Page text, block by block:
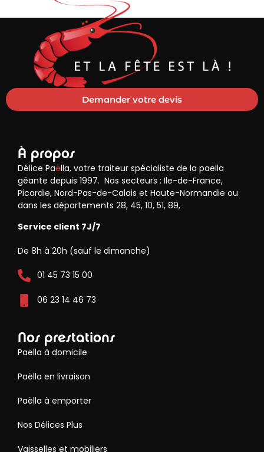
Demander votre devis
À propos
Délice Paëlla, votre traiteur spécialiste de la paella
géante depuis 1997. Nos secteurs : Ile-de-France,
Picardie, Nord-Pas-de-Calais et Haute-Normandie ou
dans les départements 28, 45, 10, 51, 89,
Service client 7J/7
De 8h à 20h (sauf le dimanche)
01 45 73 15 00
06 23 14 46 73
Nos prestations
Paëlla à domicile
Paëlla en livraison
Paëlla à emporter
Nos Délices Plus
Vaisselles et mobiliers